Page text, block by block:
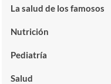
La salud de los famosos
Nutrición
Pediatría
Salud